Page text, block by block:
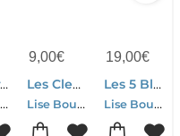
Les 5 Grands Besoins Des Enfants Nouveaux : Des Outils Pour Vivre En Harmonie Avec Les Enfants De Tous Ages
Lise Bourbeau
9,00€
Les Cles De La Vitalite : Comment Prendre De L'age En Ayant Beaucoup D'energie
Lise Bourbeau
19,00€
Les 5 Blessures Qui Empechent D'etre Soi-meme
Lise Bourbeau